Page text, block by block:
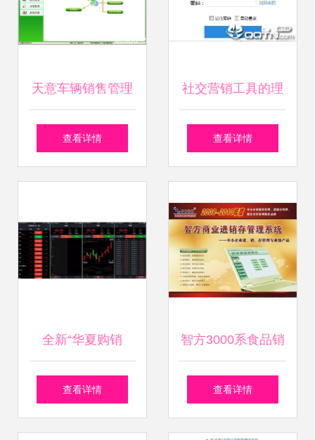
天意车辆销售管理
系统v7.0免费版解
查看详情
社交营销工具的理
性选择 从“快推
的边界
查看详情
全新“华夏购销
汇”手机交易软件上
查看详情
智方3000系食品销
售管理软件 提升效
查看详情